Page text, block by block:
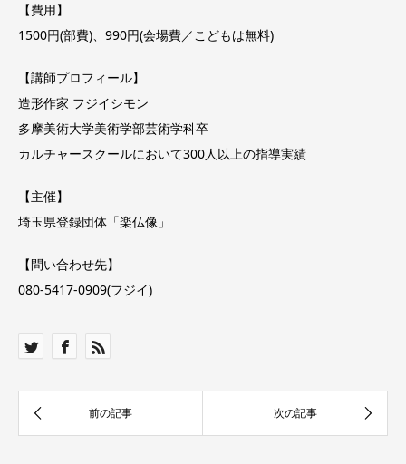
【費用】
1500円(部費)、990円(会場費／こどもは無料)
【講師プロフィール】
造形作家 フジイシモン
多摩美術大学美術学部芸術学科卒
カルチャースクールにおいて300人以上の指導実績
【主催】
埼玉県登録団体「楽仏像」
【問い合わせ先】
080-5417-0909(フジイ)